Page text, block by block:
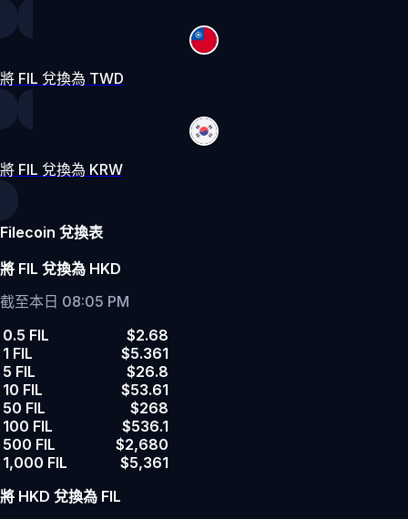
將 FIL 兌換為 TWD
將 FIL 兌換為 KRW
Filecoin 兌換表
將 FIL 兌換為 HKD
截至本日 08:05 PM
0.5 FIL
$2.68
1 FIL
$5.361
5 FIL
$26.8
10 FIL
$53.61
50 FIL
$268
100 FIL
$536.1
500 FIL
$2,680
1,000 FIL
$5,361
將 HKD 兌換為 FIL